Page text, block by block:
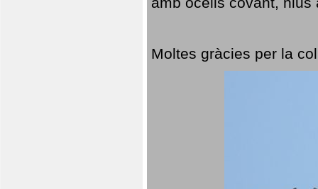
Moltes gràcies per la